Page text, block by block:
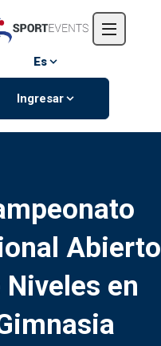
Eventos
Es
Ingresar
Abierto
Niveles en